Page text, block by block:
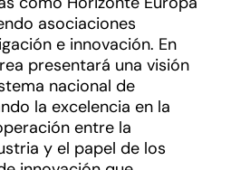
asociaciones
e innovación. En
presentará una visión
nacional de
la excelencia en la
entre la
y el papel de los